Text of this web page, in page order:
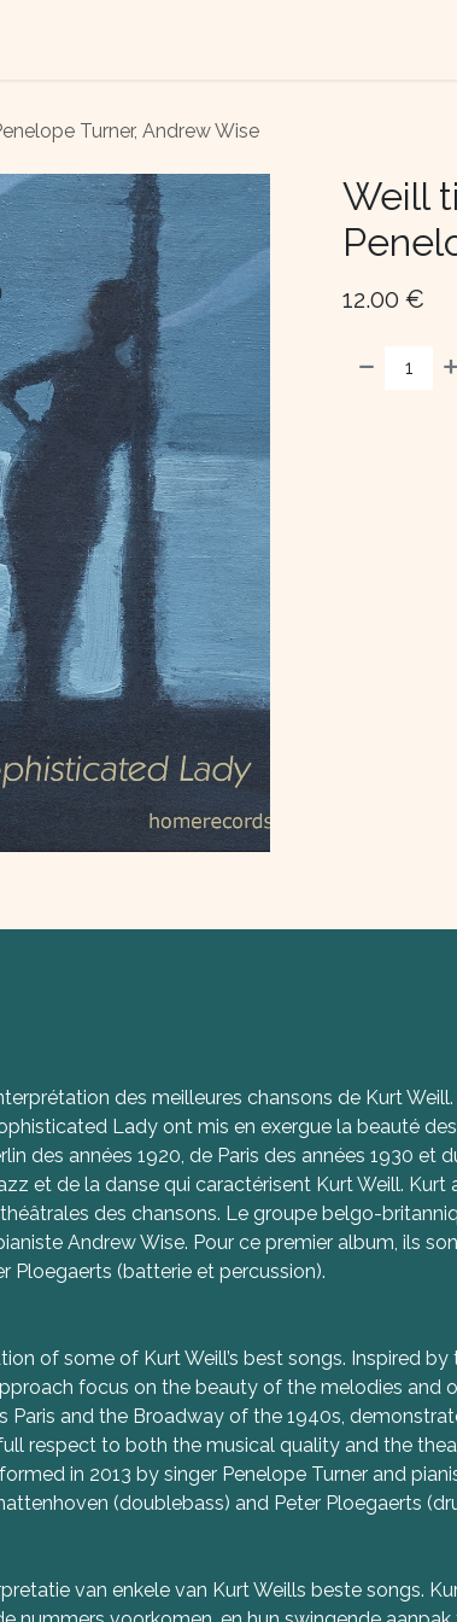
Turner, Andrew Wise
Weill
12.00 €
des meilleures chansons de Kurt
Lady ont mis en exergue la beauté
des années 1920, de Paris des années 1930 et
et de la danse qui caractérisent Kurt Weill.
des chansons. Le groupe belgo-
Andrew Wise. Pour ce premier album, ils
Ploegaerts (batterie et percussion).
of some of Kurt Weill’s best songs. Inspired
focus on the beauty of the melodies and
and the Broadway of the 1940s,
respect to both the musical quality and the
in 2013 by singer Penelope Turner and
(doublebass) and Peter Ploegaerts
van enkele van Kurt Weills beste songs.